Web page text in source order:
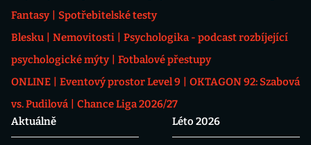
Fantasy
Spotřebitelské testy
Blesku
Nemovitosti
Psychologika - podcast rozbíjející
psychologické mýty
Fotbalové přestupy
ONLINE
Eventový prostor Level 9
OKTAGON 92: Szabová
vs. Pudilová
Chance Liga 2026/27
Aktuálně
Léto 2026